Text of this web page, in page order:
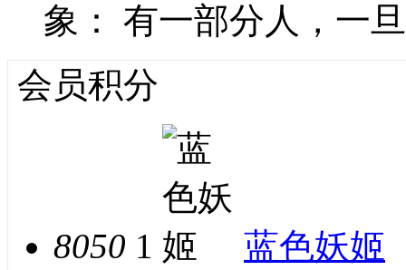
象： 有一部分人，一
会员积分
8050 1 蓝色妖姬